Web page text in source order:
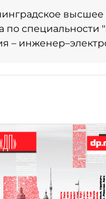
по специальности
–